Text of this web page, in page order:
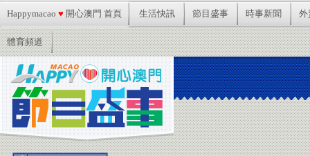
Happymacao ♥ 開心澳門 首頁 生活快訊 節目盛事 時事新聞 外
體育頻道